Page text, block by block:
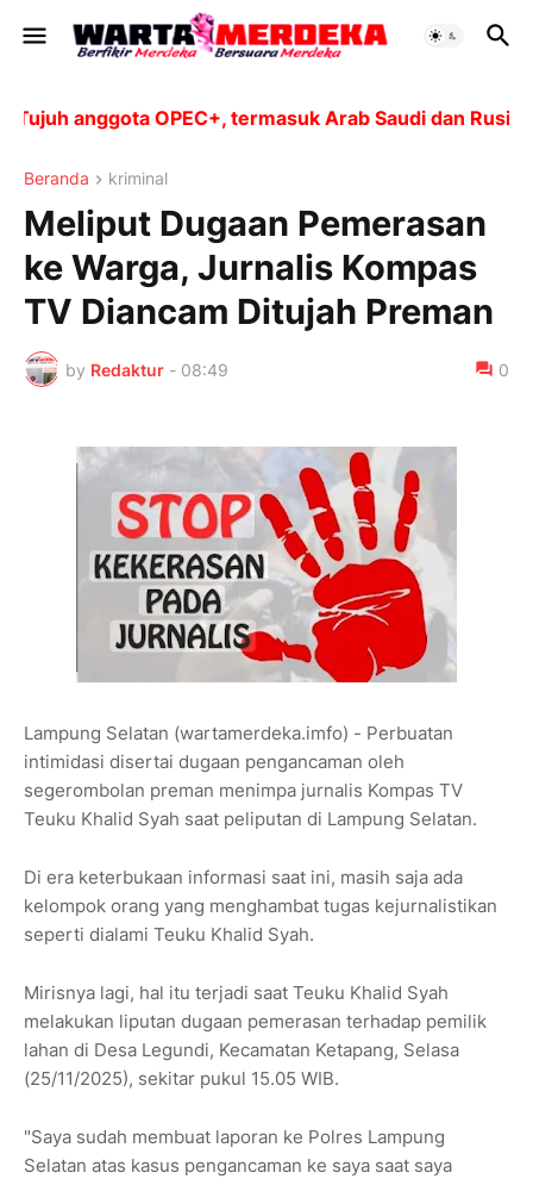
anggota OPEC+, termasuk Arab Saudi dan Rusia,
Beranda kriminal
Meliput Dugaan Pemerasan
ke Warga, Jurnalis Kompas
TV Diancam Ditujah Preman
by Redaktur - 08:49 0
Lampung Selatan (wartamerdeka.imfo) - Perbuatan
intimidasi disertai dugaan pengancaman oleh
segerombolan preman menimpa jurnalis Kompas TV
Teuku Khalid Syah saat peliputan di Lampung Selatan.
Di era keterbukaan informasi saat ini, masih saja ada
kelompok orang yang menghambat tugas kejurnalistikan
seperti dialami Teuku Khalid Syah.
Mirisnya lagi, hal itu terjadi saat Teuku Khalid Syah
melakukan liputan dugaan pemerasan terhadap pemilik
lahan di Desa Legundi, Kecamatan Ketapang, Selasa
(25/11/2025), sekitar pukul 15.05 WIB.
"Saya sudah membuat laporan ke Polres Lampung
Selatan atas kasus pengancaman ke saya saat saya